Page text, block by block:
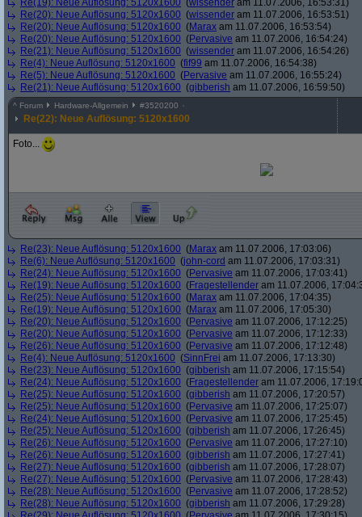
Re(19): Neue Auflösung: 5120x1600 (wissender am 11.07.2006, 16:53:31)
Re(20): Neue Auflösung: 5120x1600 (wissender am 11.07.2006, 16:53:51)
Re(20): Neue Auflösung: 5120x1600 (Marax am 11.07.2006, 16:53:54)
Re(20): Neue Auflösung: 5120x1600 (Pervasive am 11.07.2006, 16:54:24)
Re(21): Neue Auflösung: 5120x1600 (wissender am 11.07.2006, 16:54:26)
Re(4): Neue Auflösung: 5120x1600 (fif99 am 11.07.2006, 16:54:38)
Re(5): Neue Auflösung: 5120x1600 (Pervasive am 11.07.2006, 16:55:24)
Re(21): Neue Auflösung: 5120x1600 (gibberish am 11.07.2006, 16:59:50)
^ Forum Hardware-Allgemein #3520200
Re(22): Neue Auflösung: 5120x1600
Foto...
Re(23): Neue Auflösung: 5120x1600 (Marax am 11.07.2006, 17:03:06)
Re(6): Neue Auflösung: 5120x1600 (john-cord am 11.07.2006, 17:03:31)
Re(24): Neue Auflösung: 5120x1600 (Pervasive am 11.07.2006, 17:03:41)
Re(19): Neue Auflösung: 5120x1600 (Fragestellender am 11.07.2006,
Re(25): Neue Auflösung: 5120x1600 (Marax am 11.07.2006, 17:04:35)
Re(19): Neue Auflösung: 5120x1600 (Marax am 11.07.2006, 17:05:30)
Re(20): Neue Auflösung: 5120x1600 (Pervasive am 11.07.2006, 17:12:25)
Re(20): Neue Auflösung: 5120x1600 (Pervasive am 11.07.2006, 17:12:33)
Re(26): Neue Auflösung: 5120x1600 (Pervasive am 11.07.2006, 17:12:48)
Re(4): Neue Auflösung: 5120x1600 (SinnFrei am 11.07.2006, 17:13:30)
Re(23): Neue Auflösung: 5120x1600 (gibberish am 11.07.2006, 17:15:54)
Re(24): Neue Auflösung: 5120x1600 (Fragestellender am 11.07.2006,
Re(25): Neue Auflösung: 5120x1600 (gibberish am 11.07.2006, 17:20:57)
Re(25): Neue Auflösung: 5120x1600 (Pervasive am 11.07.2006, 17:25:07)
Re(24): Neue Auflösung: 5120x1600 (Pervasive am 11.07.2006, 17:25:45)
Re(25): Neue Auflösung: 5120x1600 (gibberish am 11.07.2006, 17:26:45)
Re(26): Neue Auflösung: 5120x1600 (Pervasive am 11.07.2006, 17:27:10)
Re(26): Neue Auflösung: 5120x1600 (gibberish am 11.07.2006, 17:27:41)
Re(27): Neue Auflösung: 5120x1600 (gibberish am 11.07.2006, 17:28:07)
Re(27): Neue Auflösung: 5120x1600 (Pervasive am 11.07.2006, 17:28:43)
Re(28): Neue Auflösung: 5120x1600 (Pervasive am 11.07.2006, 17:28:52)
Re(28): Neue Auflösung: 5120x1600 (gibberish am 11.07.2006, 17:29:28)